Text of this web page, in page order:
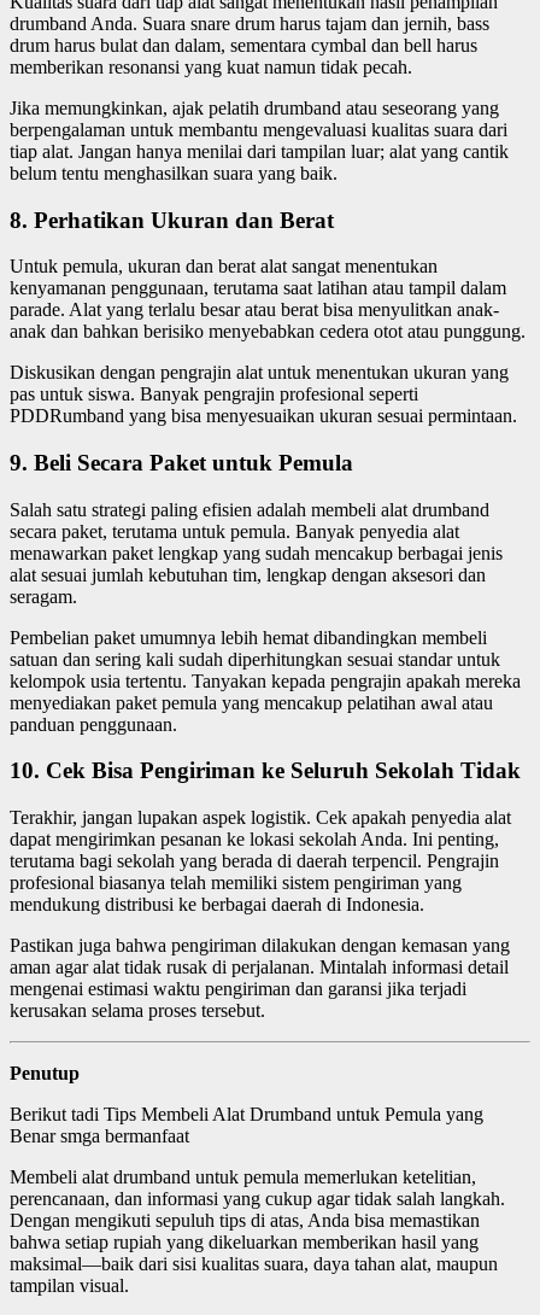
drumband Anda. Suara snare drum harus tajam dan jernih, bass
drum harus bulat dan dalam, sementara cymbal dan bell harus
memberikan resonansi yang kuat namun tidak pecah.
Jika memungkinkan, ajak pelatih drumband atau seseorang yang
berpengalaman untuk membantu mengevaluasi kualitas suara dari
tiap alat. Jangan hanya menilai dari tampilan luar; alat yang cantik
belum tentu menghasilkan suara yang baik.
8. Perhatikan Ukuran dan Berat
Untuk pemula, ukuran dan berat alat sangat menentukan
kenyamanan penggunaan, terutama saat latihan atau tampil dalam
parade. Alat yang terlalu besar atau berat bisa menyulitkan anak-
anak dan bahkan berisiko menyebabkan cedera otot atau punggung.
Diskusikan dengan pengrajin alat untuk menentukan ukuran yang
pas untuk siswa. Banyak pengrajin profesional seperti
PDDRumband yang bisa menyesuaikan ukuran sesuai permintaan.
9. Beli Secara Paket untuk Pemula
Salah satu strategi paling efisien adalah membeli alat drumband
secara paket, terutama untuk pemula. Banyak penyedia alat
menawarkan paket lengkap yang sudah mencakup berbagai jenis
alat sesuai jumlah kebutuhan tim, lengkap dengan aksesori dan
seragam.
Pembelian paket umumnya lebih hemat dibandingkan membeli
satuan dan sering kali sudah diperhitungkan sesuai standar untuk
kelompok usia tertentu. Tanyakan kepada pengrajin apakah mereka
menyediakan paket pemula yang mencakup pelatihan awal atau
panduan penggunaan.
10. Cek Bisa Pengiriman ke Seluruh Sekolah Tidak
Terakhir, jangan lupakan aspek logistik. Cek apakah penyedia alat
dapat mengirimkan pesanan ke lokasi sekolah Anda. Ini penting,
terutama bagi sekolah yang berada di daerah terpencil. Pengrajin
profesional biasanya telah memiliki sistem pengiriman yang
mendukung distribusi ke berbagai daerah di Indonesia.
Pastikan juga bahwa pengiriman dilakukan dengan kemasan yang
aman agar alat tidak rusak di perjalanan. Mintalah informasi detail
mengenai estimasi waktu pengiriman dan garansi jika terjadi
kerusakan selama proses tersebut.
Penutup
Berikut tadi Tips Membeli Alat Drumband untuk Pemula yang
Benar smga bermanfaat
Membeli alat drumband untuk pemula memerlukan ketelitian,
perencanaan, dan informasi yang cukup agar tidak salah langkah.
Dengan mengikuti sepuluh tips di atas, Anda bisa memastikan
bahwa setiap rupiah yang dikeluarkan memberikan hasil yang
maksimal—baik dari sisi kualitas suara, daya tahan alat, maupun
tampilan visual.